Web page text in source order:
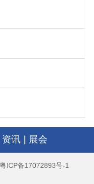
资讯 展会
ICP备17072893号-1